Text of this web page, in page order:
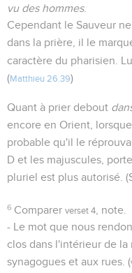
vu des hommes.
Cependant le Sauveur
dans la prière, il le
caractère du pharisien.
(Matthieu 26.39)
Quant à prier debout
encore en Orient,
probable qu'il le
D et les majuscules,
pluriel est plus autorisé.
6 Comparerverset 4
, note.
- Le mot que nous
clos dans l'intérieur de la
synagogues et aux rues. (